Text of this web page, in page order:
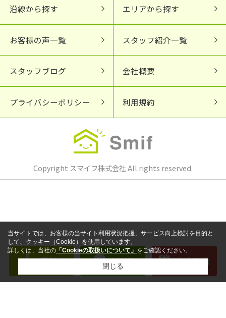
沿線から探す エリアから探す
お客様の声一覧 スタッフ紹介一覧
スタッフブログ 会社概要
プライバシーポリシー 利用規約
Copyright スマイフ株式会社 All rights reserved.
電話 LINE 来店予約
当サイトでは、お客様の当サイト利用状況把握、サービス向上検討を目的と
して、クッキー（Cookie）を使用しています。
詳しくは、当社の 「Cookieの取扱いについて」 をご確認ください。
閉じる